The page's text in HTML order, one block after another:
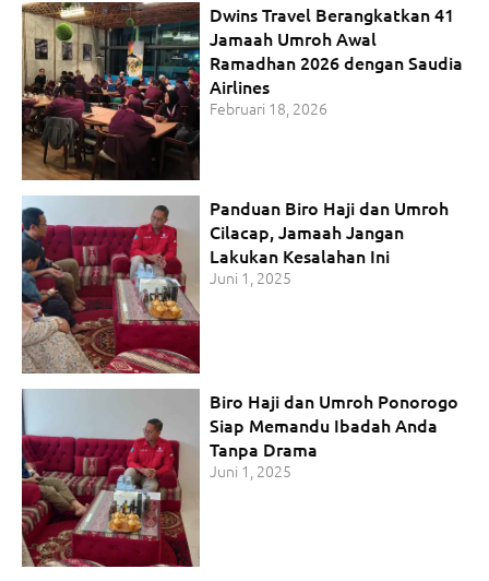
Dwins Travel Berangkatkan 41
Jamaah Umroh Awal
Ramadhan 2026 dengan Saudia
Airlines
Februari 18, 2026
Panduan Biro Haji dan Umroh
Cilacap, Jamaah Jangan
Lakukan Kesalahan Ini
Juni 1, 2025
Biro Haji dan Umroh Ponorogo
Siap Memandu Ibadah Anda
Tanpa Drama
Juni 1, 2025